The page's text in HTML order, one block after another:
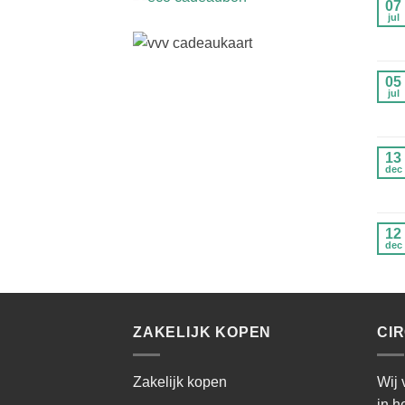
07
jul
05
jul
13
dec
12
dec
ZAKELIJK KOPEN
Zakelijk kopen
Wij